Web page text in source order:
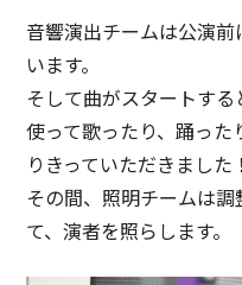
音響演出チームは公演
います。
そして曲がスタートす
使って歌ったり、踊っ
りきっていただきました！
その間、照明チームは
て、演者を照らします。